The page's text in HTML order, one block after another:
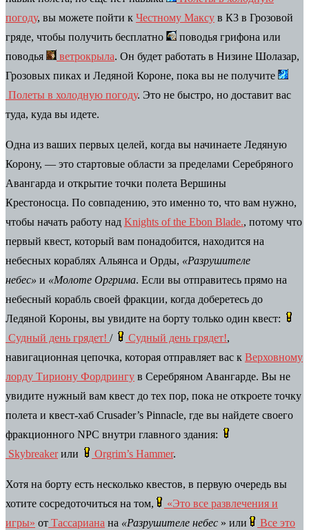
погоду, вы можете пойти к Честному Максу в К3 в Грозовой
гряде, чтобы получить бесплатно
поводья грифона или
поводья
ветрокрыла. Он будет работать в Низине Шолазар,
Грозовых пиках и Ледяной Короне, пока вы не получите
Полеты в холодную погоду. Это не быстро, но доставит вас
туда, куда вы идете.
Одна из ваших первых целей, когда вы начинаете Ледяную
Корону, — это стартовые области за пределами Серебряного
Авангарда и открытие точки полета Вершины
Крестоносца. По совпадению, это именно то, что вам нужно,
чтобы начать работу над Knights of the Ebon Blade., потому что
первый квест, который вам понадобится, находится на
небесных кораблях Альянса и Орды, «Разрушителе
небес» и «Молоте Оргрима. Если вы отправитесь прямо на
небесный корабль своей фракции, когда доберетесь до
Ледяной Короны, вы увидите на борту только один квест:
Судный день грядет! / Судный день грядет!,
навигационная цепочка, которая отправляет вас к Верховному
лорду Тириону Фордрингу в Серебряном Авангарде. Вы не
увидите нужный вам квест до тех пор, пока не откроете точку
полета и квест-хаб Crusader’s Pinnacle, где вы найдете своего
фракционного NPC внутри главного здания:
Skybreakerили Orgrim’s Hammer.
Хотя на борту есть несколько квестов, в первую очередь вы
хотите сосредоточиться на том,
«Это все развлечения и
игры» от Тассариана на «Разрушителе небес » или
Все это